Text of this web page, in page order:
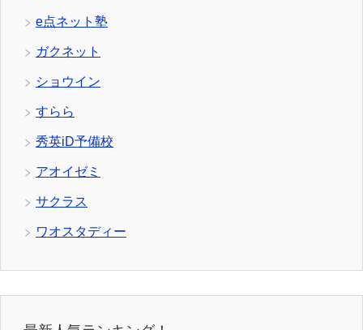
e点ネット塾
ガクネット
ショウイン
すらら
秀英iD予備校
アオイゼミ
サクラス
ワオスタディー